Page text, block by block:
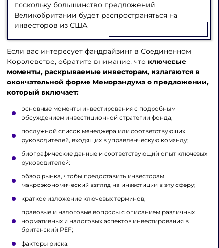
поскольку большинство предложений
Великобритании будет распространяться на
инвесторов из США.
Если вас интересует фандрайзинг в Соединенном
Королевстве, обратите внимание, что ключевые
моменты, раскрываемые инвесторам, излагаются в
окончательной форме Меморандума о предложении,
который включает:
основные моменты инвестирования с подробным
обсуждением инвестиционной стратегии фонда;
послужной список менеджера или соответствующих
руководителей, входящих в управленческую команду;
биографические данные и соответствующий опыт ключевых
руководителей;
обзор рынка, чтобы предоставить инвесторам
макроэкономический взгляд на инвестиции в эту сферу;
краткое изложение ключевых терминов;
правовые и налоговые вопросы с описанием различных
нормативных и налоговых аспектов инвестирования в
британский PEF;
факторы риска.